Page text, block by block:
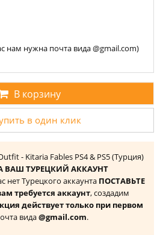
нам нужна почта вида @gmail.com)
В корзину
в один клик
- Kitaria Fables PS4 & PS5 (Турция)
ВАШ ТУРЕЦКИЙ АККАУНТ
нет Турецкого аккаунта ПОСТАВЬТЕ
требуется аккаунт, создадим
действует только при первом
вида@gmail.com.